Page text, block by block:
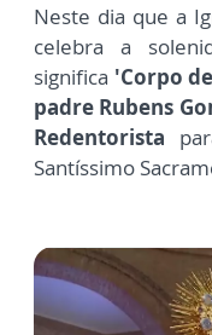
Neste dia que a
celebra a
significa 'Corpo
padre Rubens
Redentorista
Santíssimo